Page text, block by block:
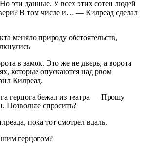
эти данные. У всех этих сотен людей
В том числе и… — Килреад сделал
меняло природу обстоятельств,
в замок. Это же не дверь, а ворота
которые опускаются над рвом
Килреад.
герцога бежал из театра — Прошу
Позвольте спросить?
пока тот смотрел вдаль.
герцогом?